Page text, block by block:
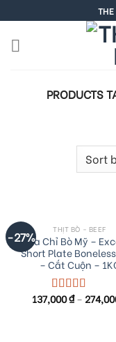
to
content
PRODUCTS
-27% THỊT BÒ - BEEF
Ba Chỉ Bò Mỹ –
Short Plate
– Cắt Cuộn –
Rated5.00
137,000₫–